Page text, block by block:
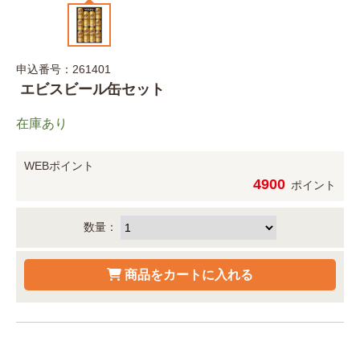
申込番号：261401
エビスビール缶セット
在庫あり
WEBポイント
4900 ポイント
数量：